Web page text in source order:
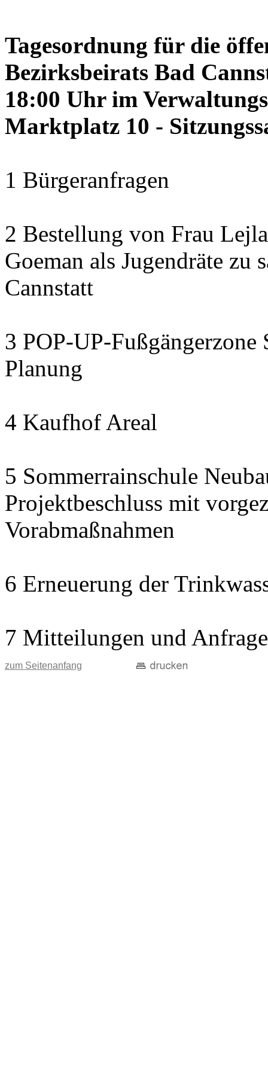
Tagesordnung für die
Bezirksbeirats Bad
18:00 Uhr im
Marktplatz 10 -
1 Bürgeranfragen
2 Bestellung von Frau
Goeman als Jugendräte
Cannstatt
3 POP-UP-Fußgängerzone
Planung
4 Kaufhof Areal
5 Sommerrainschule
Projektbeschluss mit
Vorabmaßnahmen
6 Erneuerung der
7 Mitteilungen und
zum Seitenanfang